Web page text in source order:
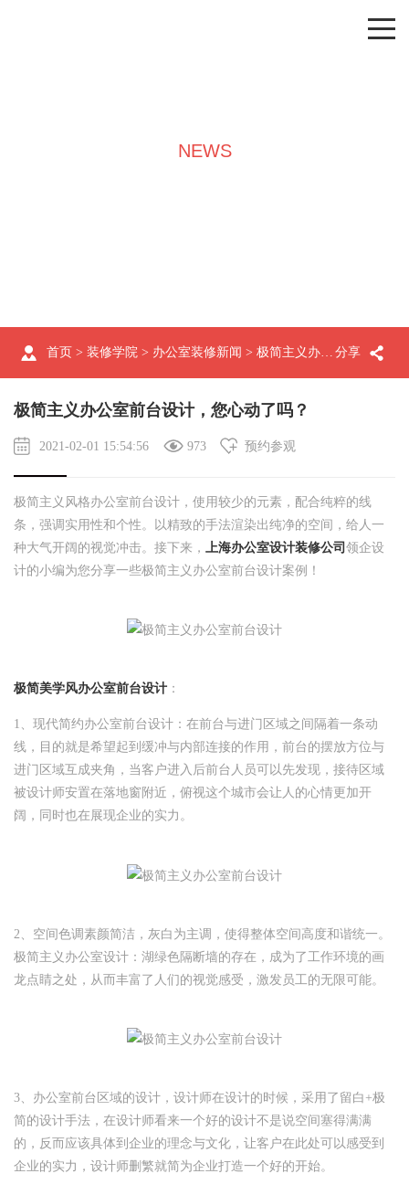
NEWS
分享
首页 > 装修学院 > 办公室装修新闻 > 极简主义办公室前台设计，您心动了吗？
极简主义办公室前台设计，您心动了吗？
2021-02-01 15:54:56 973 预约参观
极简主义风格办公室前台设计，使用较少的元素，配合纯粹的线
条，强调实用性和个性。以精致的手法渲染出纯净的空间，给人一
种大气开阔的视觉冲击。接下来， 上海办公室设计装修公司 领企设
计的小编为您分享一些极简主义办公室前台设计案例！
极简美学风办公室前台设计 ：
1、现代简约办公室前台设计：在前台与进门区域之间隔着一条动
线，目的就是希望起到缓冲与内部连接的作用，前台的摆放方位与
进门区域互成夹角，当客户进入后前台人员可以先发现，接待区域
被设计师安置在落地窗附近，俯视这个城市会让人的心情更加开
阔，同时也在展现企业的实力。
2、空间色调素颜简洁，灰白为主调，使得整体空间高度和谐统一。
极简主义办公室设计：湖绿色隔断墙的存在，成为了工作环境的画
龙点睛之处，从而丰富了人们的视觉感受，激发员工的无限可能。
3、办公室前台区域的设计，设计师在设计的时候，采用了留白+极
简的设计手法，在设计师看来一个好的设计不是说空间塞得满满
的，反而应该具体到企业的理念与文化，让客户在此处可以感受到
企业的实力，设计师删繁就简为企业打造一个好的开始。